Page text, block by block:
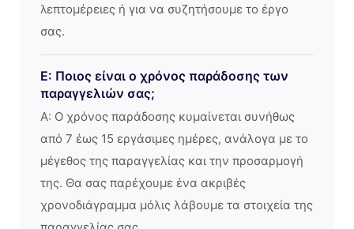
λεπτομέρειες ή για να συζητήσουμε το έργο
σας.
Ε: Ποιος είναι ο χρόνος παράδοσης των
παραγγελιών σας;
Α: Ο χρόνος παράδοσης κυμαίνεται συνήθως
από 7 έως 15 εργάσιμες ημέρες, ανάλογα με το
μέγεθος της παραγγελίας και την προσαρμογή
της. Θα σας παρέχουμε ένα ακριβές
χρονοδιάγραμμα μόλις λάβουμε τα στοιχεία της